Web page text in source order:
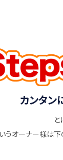
カンタン
うオーナー様は下